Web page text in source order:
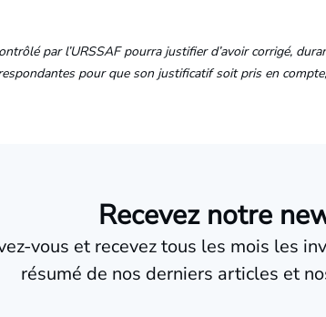
par l’URSSAF pourra justifier d’avoir corrigé,
pour que son justificatif soit pris en
Recevez notre
vous et recevez tous les mois les
résumé de nos derniers articles et